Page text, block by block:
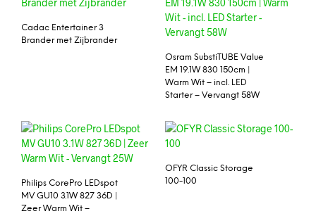
Cadac Entertainer 3
Brander met Zijbrander
Osram SubstiTUBE Value
EM 19.1W 830 150cm |
Warm Wit – incl. LED
Starter – Vervangt 58W
Philips CorePro LEDspot
MV GU10 3.1W 827 36D |
Zeer Warm Wit –
OFYR Classic Storage
100-100